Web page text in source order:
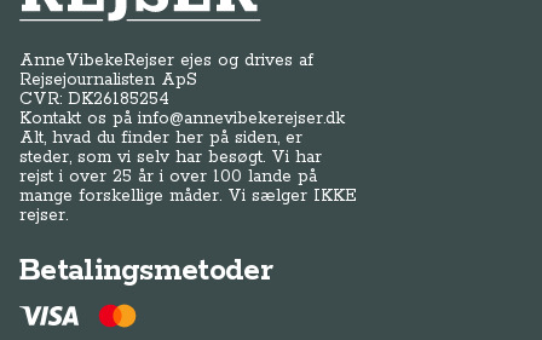
AnneVibekeRejser ejes og drives af
Rejsejournalisten ApS
CVR: DK26185254
Kontakt os påinfo@annevibekerejser.dk
Alt, hvad du finder her på siden, er
steder, som vi selv har besøgt. Vi har
rejst i over 25 år i over 100 lande på
mange forskellige måder. Vi sælger IKKE
rejser.
Betalingsmetoder